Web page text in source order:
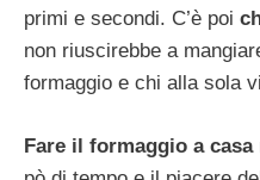
primi e secondi. C’è poi
non riuscirebbe a
formaggio e chi alla sola
Fare il formaggio a